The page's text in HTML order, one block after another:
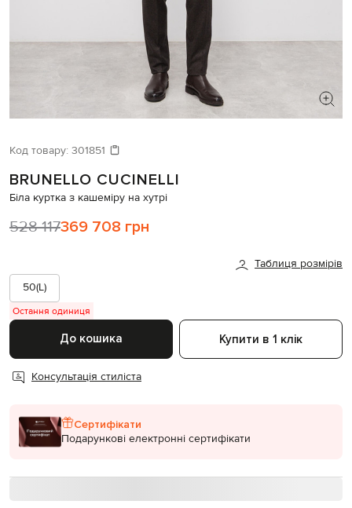
Давайте підберемо щось ще
Схожі товари
Код товару: 301851
BRUNELLO CUCINELLI
Біла куртка з кашеміру на хутрі
528 117369 708 грн
Таблиця розмірів
50(L)
Остання одиниця
До кошика Купити в 1 клік
Консультація стиліста
Сертифікати
Подарункові електронні сертифікати